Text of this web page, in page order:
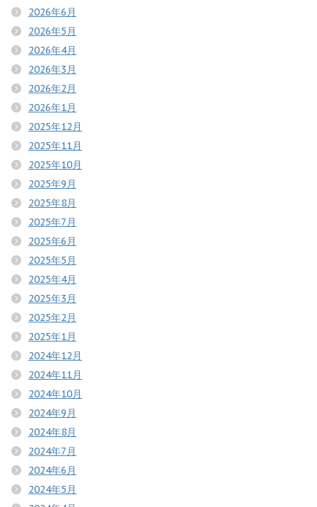
2026年6月
2026年5月
2026年4月
2026年3月
2026年2月
2026年1月
2025年12月
2025年11月
2025年10月
2025年9月
2025年8月
2025年7月
2025年6月
2025年5月
2025年4月
2025年3月
2025年2月
2025年1月
2024年12月
2024年11月
2024年10月
2024年9月
2024年8月
2024年7月
2024年6月
2024年5月